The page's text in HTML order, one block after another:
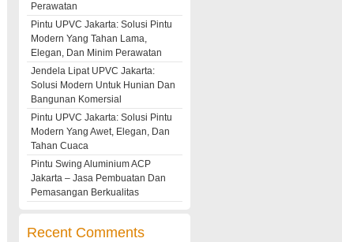
Perawatan
Pintu UPVC Jakarta: Solusi Pintu
Modern Yang Tahan Lama,
Elegan, Dan Minim Perawatan
Jendela Lipat UPVC Jakarta:
Solusi Modern Untuk Hunian Dan
Bangunan Komersial
Pintu UPVC Jakarta: Solusi Pintu
Modern Yang Awet, Elegan, Dan
Tahan Cuaca
Pintu Swing Aluminium ACP
Jakarta – Jasa Pembuatan Dan
Pemasangan Berkualitas
Recent Comments